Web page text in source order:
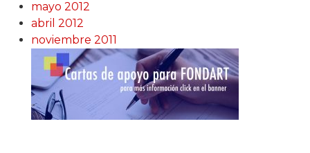
mayo 2012
abril 2012
noviembre 2011